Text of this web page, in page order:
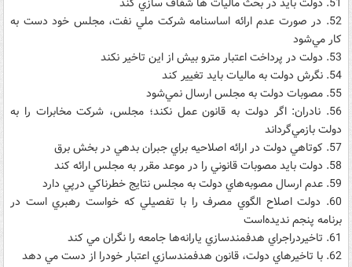
52. در صورت عدم ارائه اساسنامه شرکت ملي نفت، مجلس خود دست به
کار مي‌شود
53. دولت در پرداخت اعتبار مترو بيش از اين تاخير نکند
54. نگرش دولت به ماليات بايد تغيير کند
55. مصوبات دولت به مجلس ارسال نمي‌شود
56. نادران: اگر دولت به قانون عمل نکند؛ مجلس، شرکت مخابرات را به
دولت باز‌مي‌گرداند
57. کوتاهي دولت در ارائه اصلاحيه براي جبران بدهي در بخش برق
58. دولت بايد مصوبات قانوني را در موعد مقرر به مجلس ارائه کند
59. عدم ارسال مصوبه‌هاي دولت به مجلس نتايج خطرناکي درپي دارد
60. دولت اصلاح الگوي مصرف را با تفصيلي که خواست رهبري است در
برنامه‌ پنجم نديده‌است
61. تاخيردراجراي هدفمندسازي يارانه‌ها جامعه را نگران مي کند
62. با تاخيرهاي دولت، قانون هدفمندسازي اعتبار خودرا از دست مي دهد